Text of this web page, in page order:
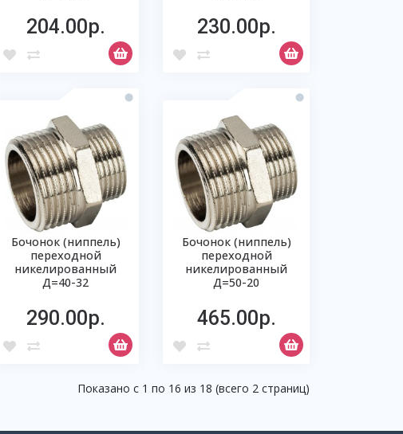
204.00р. 230.00р.
Бочонок (ниппель)
переходной
никелированный
Д=40-32
290.00р.
Бочонок (ниппель)
переходной
никелированный
Д=50-20
465.00р.
Показано с 1 по 16 из 18 (всего 2 страниц)